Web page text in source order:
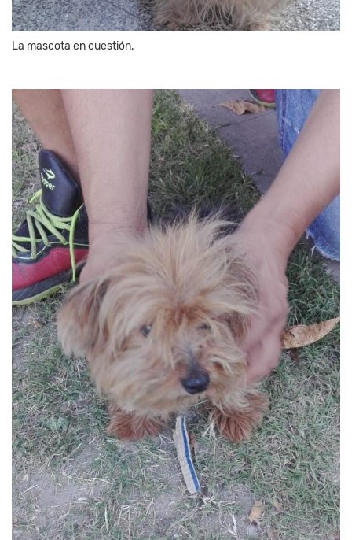
La mascota en cuestión.